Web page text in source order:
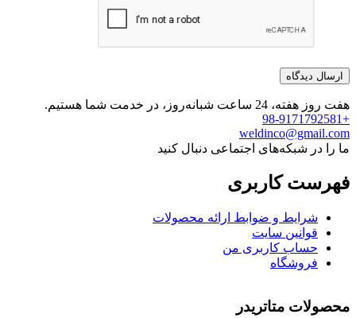
هفت روز هفته، 24 ساعت شبانه‌روز، در خدمت شما هستیم.
+98-9171792581
weldinco@gmail.com
ما را در شبکه‌های اجتماعی دنبال کنید
فهرست کاربری
شرایط و ضوابط ارائه محصولات
قوانین سایت
حساب کاربری من
فروشگاه
محصولات متاتریدر